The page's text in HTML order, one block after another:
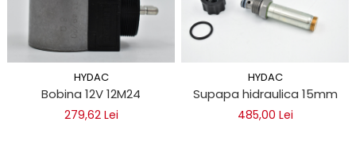
HYDAC
Bobina 12V 12M24
279,62 Lei
HYDAC
Supapa hidraulica 15mm
485,00 Lei